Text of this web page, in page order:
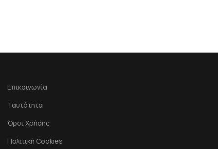
Επικοινωνία
Ταυτότητα
Όροι Χρήσης
Πολιτική Cookies